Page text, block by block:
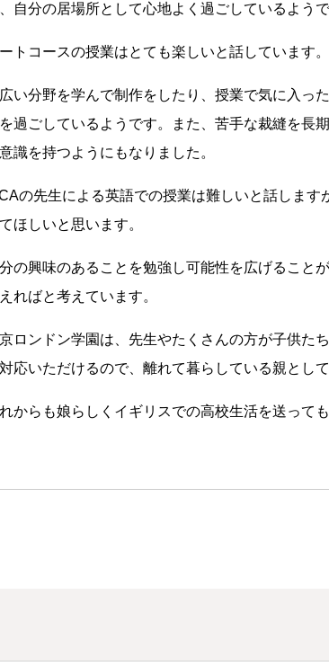
自分の居場所として心地よく過ごしているようで
トコースの授業はとても楽しいと話しています。
い分野を学んで制作をしたり、授業で気に入っ
過ごしているようです。また、苦手な裁縫を長
識を持つようにもなりました。
の先生による英語での授業は難しいと話しま
ほしいと思います。
の興味のあることを勉強し可能性を広げること
ればと考えています。
ロンドン学園は、先生やたくさんの方が子供た
応いただけるので、離れて暮らしている親として
からも娘らしくイギリスでの高校生活を送って